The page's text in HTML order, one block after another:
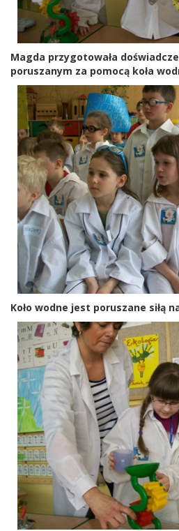
Magda przygotowała
poruszanym za pomocą koła
Koło wodne jest poruszane siłą